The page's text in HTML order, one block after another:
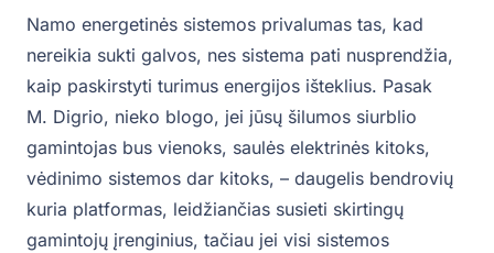
Namo energetinės sistemos privalumas tas, kad
nereikia sukti galvos, nes sistema pati nusprendžia,
kaip paskirstyti turimus energijos išteklius. Pasak
M. Digrio, nieko blogo, jei jūsų šilumos siurblio
gamintojas bus vienoks, saulės elektrinės kitoks,
vėdinimo sistemos dar kitoks, – daugelis bendrovių
kuria platformas, leidžiančias susieti skirtingų
gamintojų įrenginius, tačiau jei visi sistemos